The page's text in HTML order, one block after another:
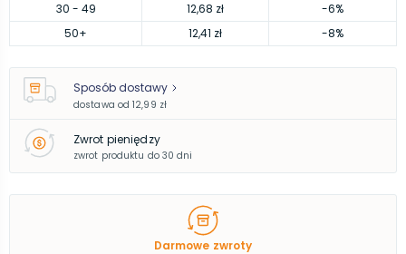
30 - 49 12,68 zł
-6%
50+ 12,41 zł -8%
Sposób dostawy
dostawa od 12,99 zł
Zwrot pieniędzy
zwrot produktu do 30 dni
Darmowe zwroty